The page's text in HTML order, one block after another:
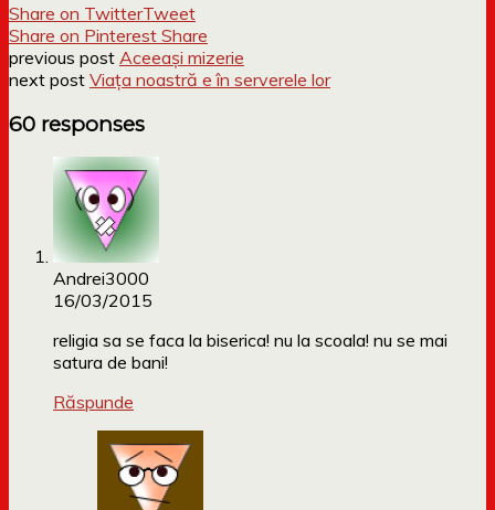
Share on TwitterTweet
Share on Pinterest Share
previous post Aceeași mizerie
next post Viața noastră e în serverele lor
60 responses
Andrei3000
16/03/2015
religia sa se faca la biserica! nu la scoala! nu se mai
satura de bani!
Răspunde